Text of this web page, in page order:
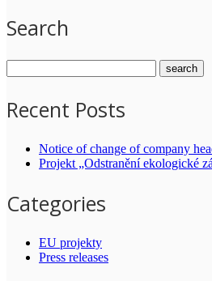
Search
Recent Posts
Notice of change of company
Projekt „Odstranění ekologické
Categories
EU projekty
Press releases